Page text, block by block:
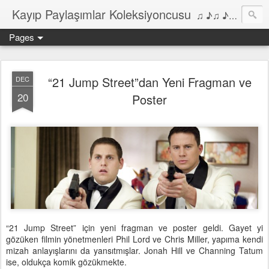
Kayıp Paylaşımlar Koleksiyoncusu ♫ ♪♫ ♪ ♫ ♪♫ ♪•♫♪ 2006'dan bu yana Film, Dizi, Müzik ve Kitaplar üzerine Yazılar Diyarı...
Pages
DEC
20
“21 Jump Street”dan Yeni Fragman ve
Poster
“21 Jump Street” için yeni fragman ve poster geldi. Gayet yi
gözüken filmin yönetmenleri Phil Lord ve Chris Miller, yapıma kendi
mizah anlayışlarını da yansıtmışlar. Jonah Hill ve Channing Tatum
ise, oldukça komik gözükmekte.